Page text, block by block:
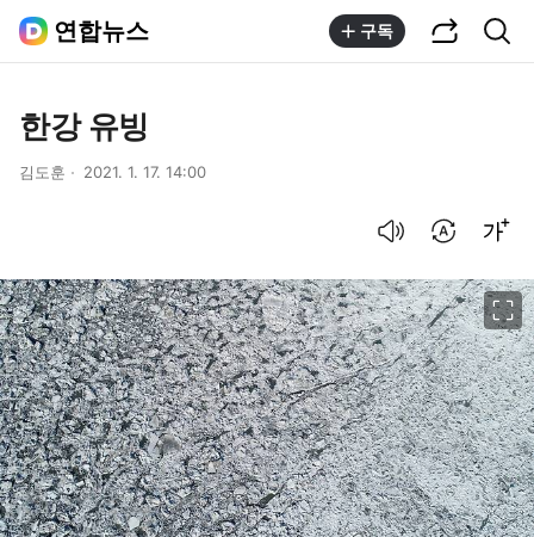
연합뉴스 구독
한강 유빙
김도훈 2021. 1. 17. 14:00